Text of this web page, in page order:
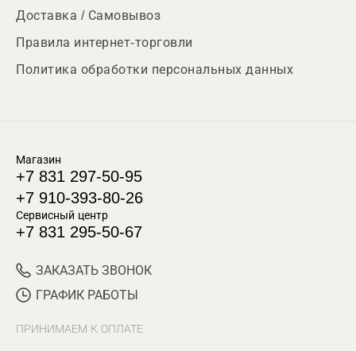
Доставка / Самовывоз
Правила интернет-торговли
Политика обработки персональных данных
Магазин
+7 831 297-50-95
+7 910-393-80-26
Сервисный центр
+7 831 295-50-67
ЗАКАЗАТЬ ЗВОНОК
ГРАФИК РАБОТЫ
ПРИНИМАЕМ К ОПЛАТЕ